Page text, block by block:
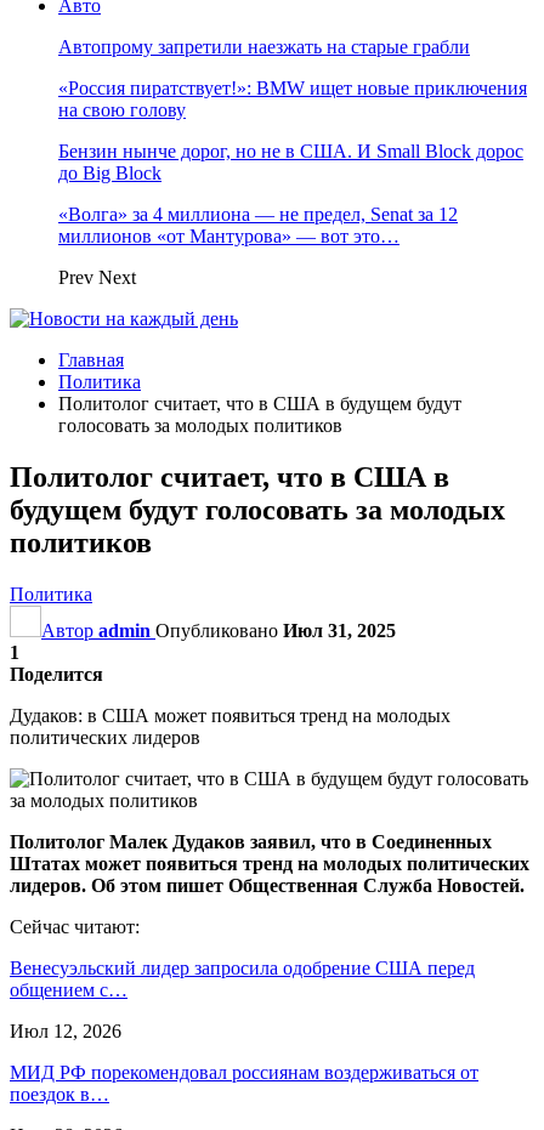
Авто
Автопрому запретили наезжать на старые грабли
«Россия пиратствует!»: BMW ищет новые приключения
на свою голову
Бензин нынче дорог, но не в США. И Small Block дорос
до Big Block
«Волга» за 4 миллиона — не предел, Senat за 12
миллионов «от Мантурова» — вот это…
Prev Next
Главная
Политика
Политолог считает, что в США в будущем будут
голосовать за молодых политиков
Политолог считает, что в США в
будущем будут голосовать за молодых
политиков
Политика
Автор admin Опубликовано Июл 31, 2025
1
Поделится
Дудаков: в США может появиться тренд на молодых
политических лидеров
Политолог Малек Дудаков заявил, что в Соединенных
Штатах может появиться тренд на молодых политических
лидеров. Об этом пишет Общественная Служба Новостей.
Сейчас читают:
Венесуэльский лидер запросила одобрение США перед
общением с…
Июл 12, 2026
МИД РФ порекомендовал россиянам воздерживаться от
поездок в…